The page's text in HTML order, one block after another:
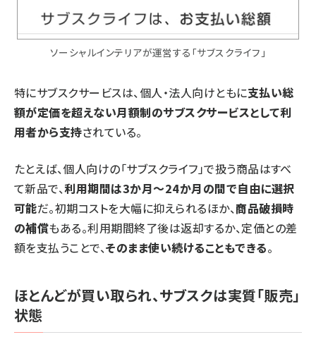
ソーシャルインテリアが運営する「サブスクライフ」​​
特にサブスクサービスは、個人・法人向けともに支払い総
額が定価を超えない月額制のサブスクサービスとして利
用者から支持されている。
たとえば、個人向けの「サブスクライフ」で扱う商品はすべ
て新品で、利用期間は3か月～24か月の間で自由に選択
可能だ。初期コストを大幅に抑えられるほか、商品破損時
の補償もある。利用期間終了後は返却するか、定価との差
額を支払うことで、そのまま使い続けることもできる。
ほとんどが買い取られ、サブスクは実質「販売」
状態